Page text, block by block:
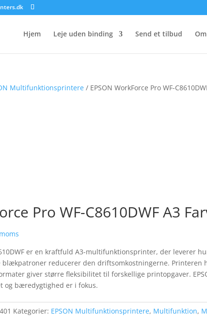
Hjem Leje uden binding Send et tilbud
Multifunktionsprintere / EPSON WorkForce Pro WF-
Pro WF-C8610DWF A3
er en kraftfuld A3-multifunktionsprinter, der leverer
blækpatroner reducerer den driftsomkostningerne.
giver større fleksibilitet til forskellige printopgaver.
og bæredygtighed er i fokus.
Kategorier: EPSON Multifunktionsprintere, Multifunktion,